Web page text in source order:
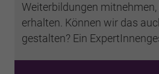
Weiterbildungen
erhalten. Können wir das
gestalten? Ein